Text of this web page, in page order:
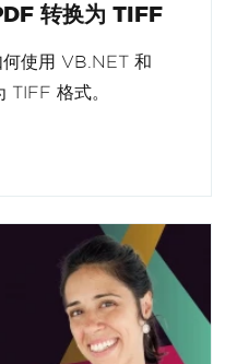
转换为 TIFF
使用 VB.NET 和
格式。